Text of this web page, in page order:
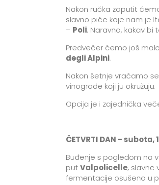
Nakon ručka zaputit
slavno piće koje nam je
– Poli. Naravno, kakav
Predvečer ćemo još
degli Alpini.
Nakon šetnje vraćamo
vinograde koji ju okružuju.
Opcija je i zajednička
ČETVRTI DAN - subota,
Buđenje s pogledom na
putValpolicelle, slavne
fermentacije osušeno u